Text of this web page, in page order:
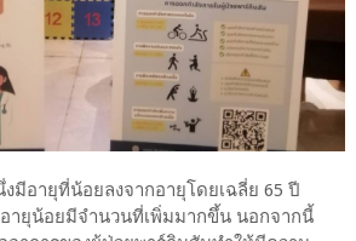
ายุที่น้อยลงจากอายุโดยเฉลี่ย 65 ปี
ายุน้อยมีจำนวนที่เพิ่มมากขึ้น นอกจากนี้